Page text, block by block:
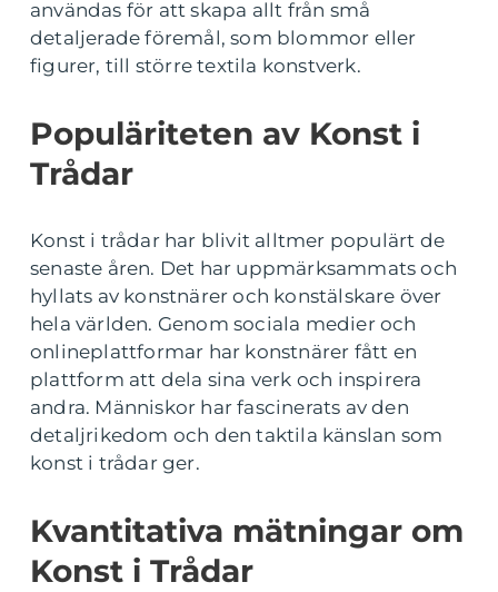
användas för att skapa allt från små
detaljerade föremål, som blommor eller
figurer, till större textila konstverk.
Populäriteten av Konst i
Trådar
Konst i trådar har blivit alltmer populärt de
senaste åren. Det har uppmärksammats och
hyllats av konstnärer och konstälskare över
hela världen. Genom sociala medier och
onlineplattformar har konstnärer fått en
plattform att dela sina verk och inspirera
andra. Människor har fascinerats av den
detaljrikedom och den taktila känslan som
konst i trådar ger.
Kvantitativa mätningar om
Konst i Trådar